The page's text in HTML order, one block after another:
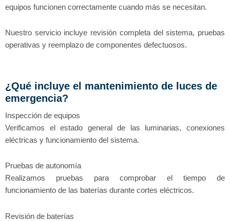
equipos funcionen correctamente cuando más se necesitan.
Nuestro servicio incluye revisión completa del sistema, pruebas
operativas y reemplazo de componentes defectuosos.
¿Qué incluye el mantenimiento de luces de
emergencia?
Inspección de equipos
Verificamos el estado general de las luminarias, conexiones
eléctricas y funcionamiento del sistema.
Pruebas de autonomía
Realizamos pruebas para comprobar el tiempo de
funcionamiento de las baterías durante cortes eléctricos.
Revisión de baterías